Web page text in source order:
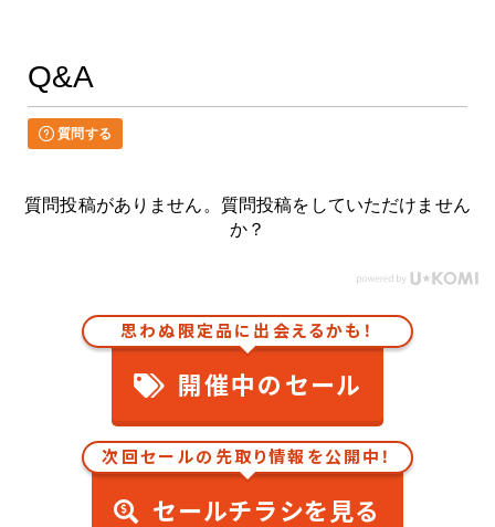
Q&A
質問する
質問投稿がありません。質問投稿をしていただけません
か？
思わぬ限定品に出会えるかも！
開催中のセール
次回セールの先取り情報を公開中！
セールチラシを見る